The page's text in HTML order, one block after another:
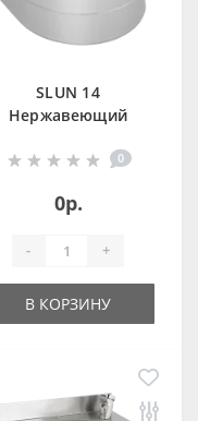
SLUN 14
Нержавеющий
питьевой фонтан с
арматурой
0
0р.
- +
В КОРЗИНУ